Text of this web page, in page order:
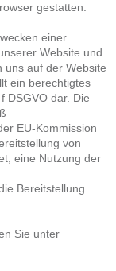
gestatten.
einer
Website und
uns auf der Website
ein berechtigtes
DSGVO dar. Die
EU-Kommission
von
eine Nutzung der
Bereitstellung
Sie unter